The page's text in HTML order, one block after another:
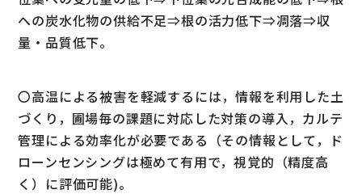
への炭水化物の供給不足⇒根の活力低下⇒凋落⇒収
量・品質低下。
〇高温による被害を軽減するには，情報を利用した土
づくり，圃場毎の課題に対応した対策の導入，カルテ
管理による効率化が必要である（その情報として，ド
ローンセンシングは極めて有用で，視覚的（精度高
く）に評価可能)。